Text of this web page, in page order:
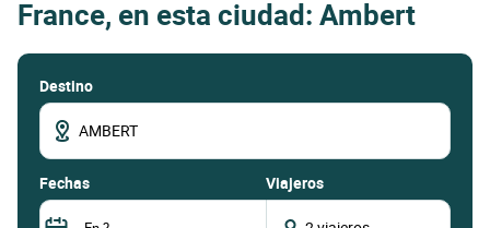
France, en esta ciudad: Ambert
Destino
fechas Viajeros